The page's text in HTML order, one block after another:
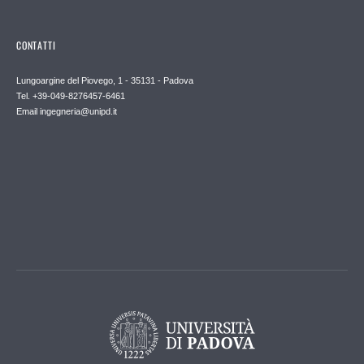
CONTATTI
Lungoargine del Piovego, 1 - 35131 - Padova
Tel. +39-049-8276457-6461
Email ingegneria@unipd.it